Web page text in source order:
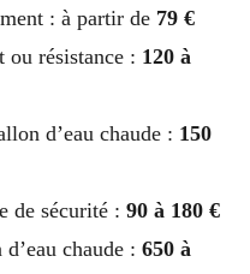
: à partir de 79 €
ou résistance : 120 à
d’eau chaude : 150
de sécurité : 90 à 180 €
chaude : 650 à